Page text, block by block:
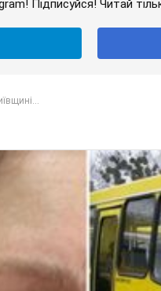
Підписуйся! Читай